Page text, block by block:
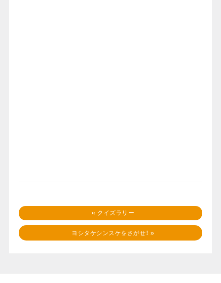
« クイズラリー
ヨシタケシンスケをさがせ！»